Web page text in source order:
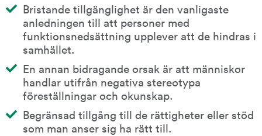
Bristande tillgänglighet är den vanligaste
anledningen till att personer med
funktionsnedsättning upplever att de hindras i
samhället.
En annan bidragande orsak är att människor
handlar utifrån negativa stereotypa
föreställningar och okunskap.
Begränsad tillgång till de rättigheter eller stöd
som man anser sig ha rätt till.